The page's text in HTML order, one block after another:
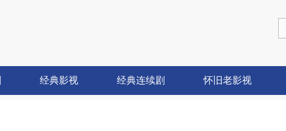
经典影视 经典连续剧 怀旧老影视